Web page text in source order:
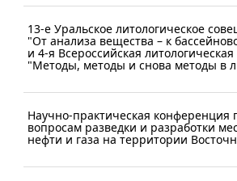
13-е Уральское литологическое
"От анализа вещества – к
и 4-я Всероссийская
"Методы, методы и снова методы в
Научно-практическая конференция
вопросам разведки и разработки
нефти и газа на территории